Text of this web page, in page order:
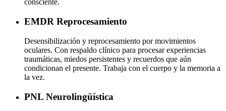
consciente.
EMDR Reprocesamiento
Desensibilización y reprocesamiento por movimientos
oculares. Con respaldo clínico para procesar experiencias
traumáticas, miedos persistentes y recuerdos que aún
condicionan el presente. Trabaja con el cuerpo y la memoria a
la vez.
PNL Neurolingüística